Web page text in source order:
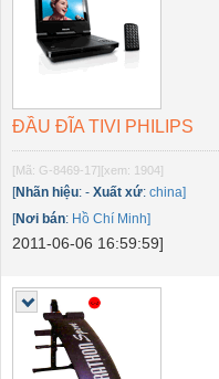
ĐẦU ĐĨA TIVI PHILIPS
[Mã: G-8469-17][xem: 1904]
[Nhãn hiệu: - Xuất xứ: china]
[Nơi bán: Hồ Chí Minh]
2011-06-06 16:59:59]